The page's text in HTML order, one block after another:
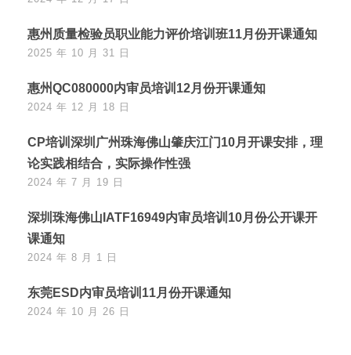
惠州质量检验员职业能力评价培训班11月份开课通知
2025 年 10 月 31 日
惠州QC080000内审员培训12月份开课通知
2024 年 12 月 18 日
CP培训深圳广州珠海佛山肇庆江门10月开课安排，理
论实践相结合，实际操作性强
2024 年 7 月 19 日
深圳珠海佛山IATF16949内审员培训10月份公开课开
课通知
2024 年 8 月 1 日
东莞ESD内审员培训11月份开课通知
2024 年 10 月 26 日